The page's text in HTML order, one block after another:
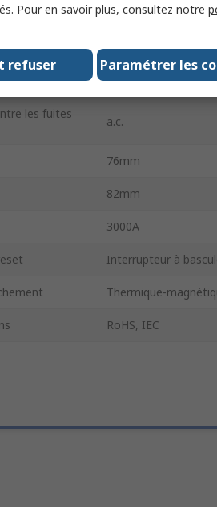
Rail DIN
230V c.a.
Vis
les fuites
a.c.
76mm
82mm
3000A
Interrupteur à
Thermique-
RoHS, IEC
Pour en savoir plus, consultez notre
Paramétrer les
refuser